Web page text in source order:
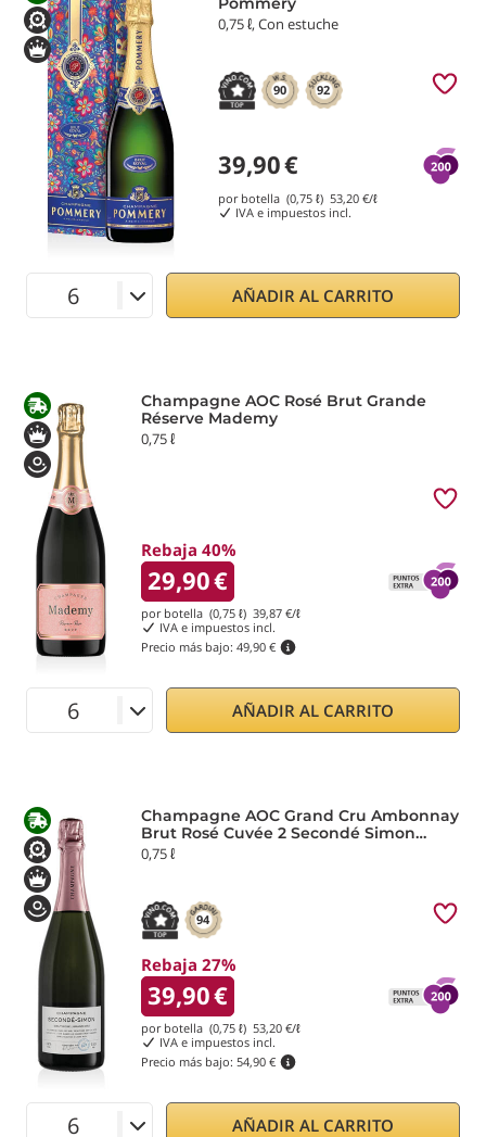
0,75 ℓ, Con estuche
90 92
39,90€
por botella (0,75 ℓ) 53,20€/ℓ
IVA e impuestos incl.
AÑADIR AL CARRITO
Champagne AOC Rosé Brut Grande
Réserve Mademy
0,75 ℓ
Rebaja 40%
29,90€
por botella (0,75 ℓ) 39,87 €/ℓ
IVA e impuestos incl.
Precio más bajo: 49,90 €
AÑADIR AL CARRITO
Champagne AOC Grand Cru Ambonnay
Brut Rosé Cuvée 2 Secondé Simon
Laurier
0,75 ℓ
94
Rebaja 27%
39,90€
por botella (0,75 ℓ) 53,20 €/ℓ
IVA e impuestos incl.
Precio más bajo: 54,90 €
AÑADIR AL CARRITO